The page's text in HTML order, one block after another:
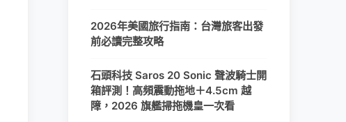
2026年美國旅行指南：台灣旅客出發
前必讀完整攻略
石頭科技 Saros 20 Sonic 聲波騎士開
箱評測！高頻震動拖地＋4.5cm 越
障，2026 旗艦掃拖機皇一次看